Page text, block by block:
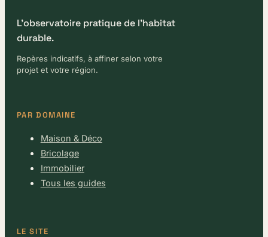
L'observatoire pratique de l'habitat
durable.
Repères indicatifs, à affiner selon votre
projet et votre région.
PAR DOMAINE
Maison & Déco
Bricolage
Immobilier
Tous les guides
LE SITE